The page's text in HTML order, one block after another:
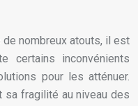
nombreux atouts, il est
certains inconvénients
pour les atténuer.
sa fragilité au niveau des